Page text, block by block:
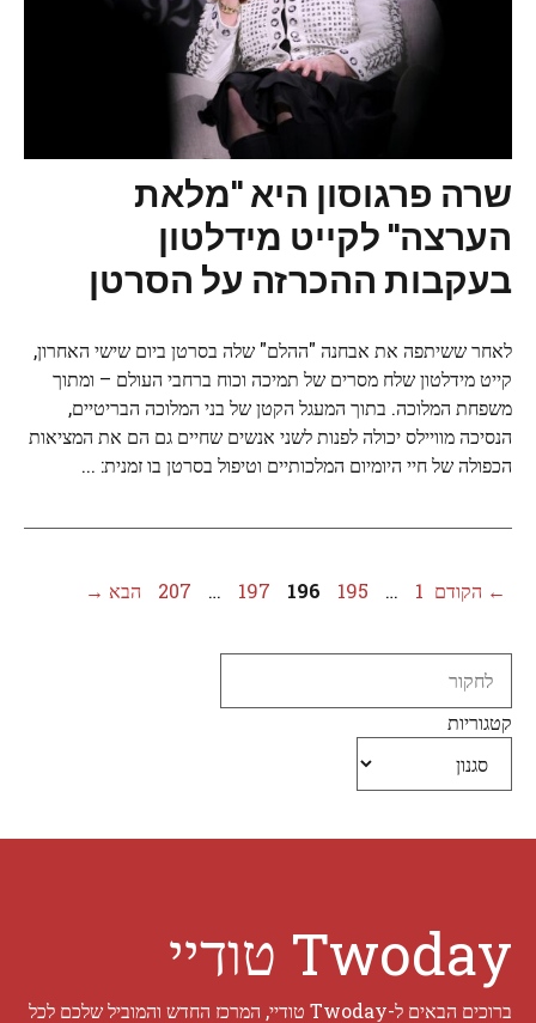
שרה פרגוסון היא "מלאת
הערצה" לקייט מידלטון
בעקבות ההכרזה על הסרטן
לאחר ששיתפה את אבחנה "ההלם" שלה בסרטן ביום שישי האחרון,
קייט מידלטון שלח מסרים של תמיכה וכוח ברחבי העולם – ומתוך
משפחת המלוכה. בתוך המעגל הקטן של בני המלוכה הבריטיים,
הנסיכה מוויילס יכולה לפנות לשני אנשים שחיים גם הם את המציאות
הכפולה של חיי היומיום המלכותיים וטיפול בסרטן בו זמנית: ...
← הקודם עמוד1
… עמוד
195 עמוד
196 עמוד
197
… עמוד
207 הבא →
קטגוריות
Twoday טודיי
ברוכים הבאים ל-Twoday טודיי, המרכז החדש והמוביל שלכם לכל